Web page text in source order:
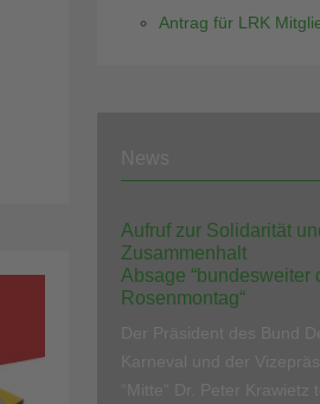
Antrag für LRK
Aufruf zur Solidarität
Zusammenhalt
Absage “bundesweiter
Rosenmontag“